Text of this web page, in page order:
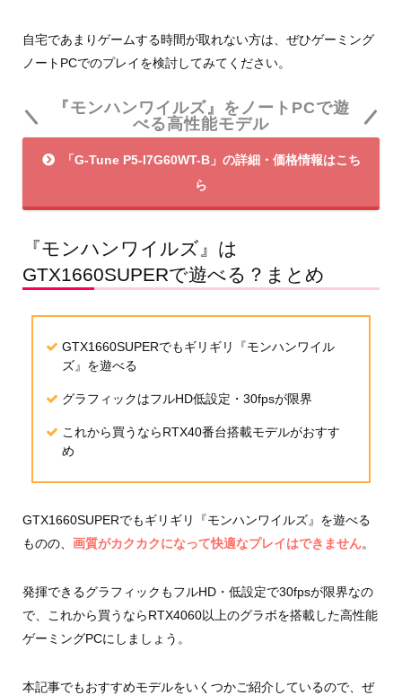
自宅であまりゲームする時間が取れない方は、ぜひゲーミング
ノートPCでのプレイを検討してみてください。
『モンハンワイルズ』をノートPCで遊
べる高性能モデル
「G-Tune P5-I7G60WT-B」の詳細・価格情報はこち
ら
『モンハンワイルズ』は
GTX1660SUPERで遊べる？まとめ
GTX1660SUPERでもギリギリ『モンハンワイル
ズ』を遊べる
グラフィックはフルHD低設定・30fpsが限界
これから買うならRTX40番台搭載モデルがおすす
め
GTX1660SUPERでもギリギリ『モンハンワイルズ』を遊べる
ものの、 画質がカクカクになって快適なプレイはできません。
発揮できるグラフィックもフルHD・低設定で30fpsが限界なの
で、これから買うならRTX4060以上のグラボを搭載した高性能
ゲーミングPCにしましょう。
本記事でもおすすめモデルをいくつかご紹介しているので、ぜ